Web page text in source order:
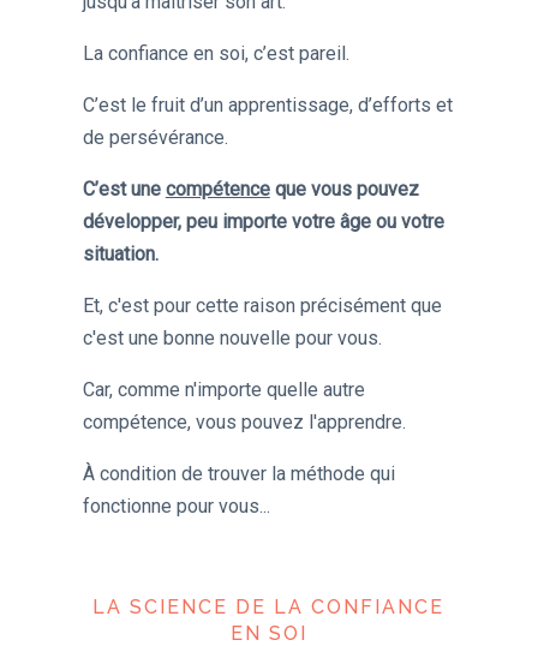
La confiance en soi, c’est pareil.
C’est le fruit d’un apprentissage, d’efforts et
de persévérance.
C’est une compétenceque vous pouvez
développer, peu importe votre âge ou votre
situation.
Et, c'est pour cette raison précisément que
c'est une bonne nouvelle pour vous.
Car, comme n'importe quelle autre
compétence, vous pouvez l'apprendre.
À condition de trouver la méthode qui
fonctionne pour vous...
LA SCIENCE DE LA CONFIANCE
EN SOI